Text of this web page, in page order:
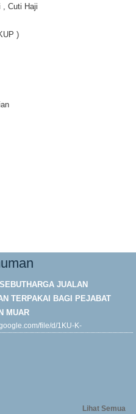
, Cuti Haji
)
JUALAN
TERPAKAI BAGI PEJABAT
MUAR
file/d/1KU-K-
Lihat Semua